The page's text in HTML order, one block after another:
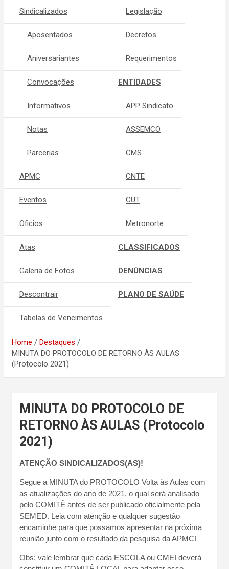
Sindicalizados
Aposentados
Aniversariantes
Convocações
Informativos
Notas
Parcerias
APMC
Eventos
Oficios
Atas
Galeria de Fotos
Descontrair
Tabelas de Vencimentos
Legislação
Decretos
Requerimentos
ENTIDADES
APP Sindicato
ASSEMCO
CMS
CNTE
CUT
Metronorte
CLASSIFICADOS
DENÚNCIAS
PLANO DE SAÚDE
Home
Destaques
MINUTA DO PROTOCOLO DE RETORNO ÀS AULAS
(Protocolo 2021)
MINUTA DO PROTOCOLO DE
RETORNO ÀS AULAS (Protocolo
2021)
ATENÇÃO SINDICALIZADOS(AS)!
Segue a MINUTA do PROTOCOLO Volta às Aulas com
as atualizações do ano de 2021, o qual será analisado
pelo COMITÊ antes de ser publicado oficialmente pela
SEMED. Leia com atenção e qualquer sugestão
encaminhe para que possamos apresentar na próxima
reunião junto com o resultado da pesquisa da APMC!
Obs: vale lembrar que cada ESCOLA ou CMEI deverá